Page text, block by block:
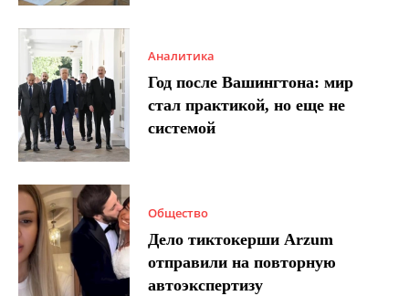
Аналитика
Год после Вашингтона: мир
стал практикой, но еще не
системой
Общество
Дело тиктокерши Arzum
отправили на повторную
автоэкспертизу